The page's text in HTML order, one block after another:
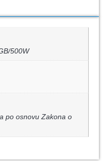
500W
po osnovu Zakona o